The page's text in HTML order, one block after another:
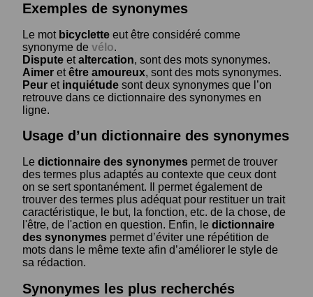
Exemples de synonymes
Le mot bicyclette eut être considéré comme
synonyme de vélo.
Dispute etaltercation, sont des mots synonymes.
Aimer etêtre amoureux, sont des mots synonymes.
Peur et inquiétude sont deux synonymes que l’on
retrouve dans ce dictionnaire des synonymes en
ligne.
Usage d’un dictionnaire des synonymes
Le dictionnaire des synonymes permet de trouver
des termes plus adaptés au contexte que ceux dont
on se sert spontanément. Il permet également de
trouver des termes plus adéquat pour restituer un trait
caractéristique, le but, la fonction, etc. de la chose, de
l'être, de l'action en question. Enfin, le dictionnaire
des synonymes permet d’éviter une répétition de
mots dans le même texte afin d’améliorer le style de
sa rédaction.
Synonymes les plus recherchés